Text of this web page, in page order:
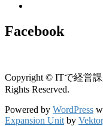
Facebook
Copyright © ITで経営
Rights Reserved.
Powered by WordPress
Expansion Unit by